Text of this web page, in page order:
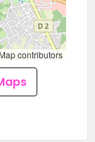
contributors